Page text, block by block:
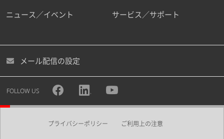
ニュース／イベント サービス／サポート
メール配信の設定
FOLLOW US
プライバシーポリシー ご利用上の注意